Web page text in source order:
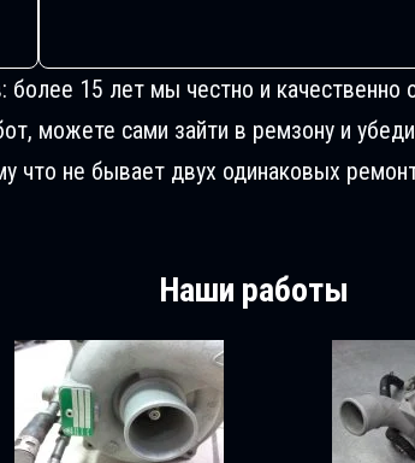
15 лет мы честно и
можете сами зайти в ремзону и
что не бывает двух одинаковых
Наши работы